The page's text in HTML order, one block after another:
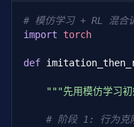
if
self
"""检测轨迹
mean_change
# 模仿学习 + RL 混合
import torch
def
"""先用模仿学习
# 阶段 1: 行为克